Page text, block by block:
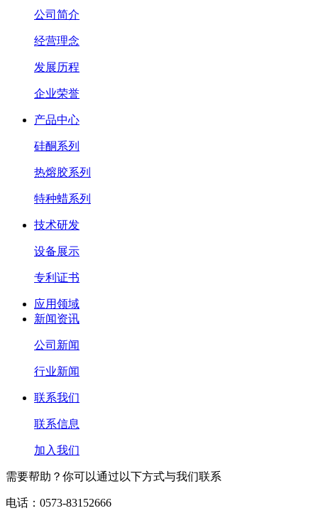
公司简介
经营理念
发展历程
企业荣誉
产品中心
硅酮系列
热熔胶系列
特种蜡系列
技术研发
设备展示
专利证书
应用领域
新闻资讯
公司新闻
行业新闻
联系我们
联系信息
加入我们
需要帮助？你可以通过以下方式与我们联系
电话：0573-83152666